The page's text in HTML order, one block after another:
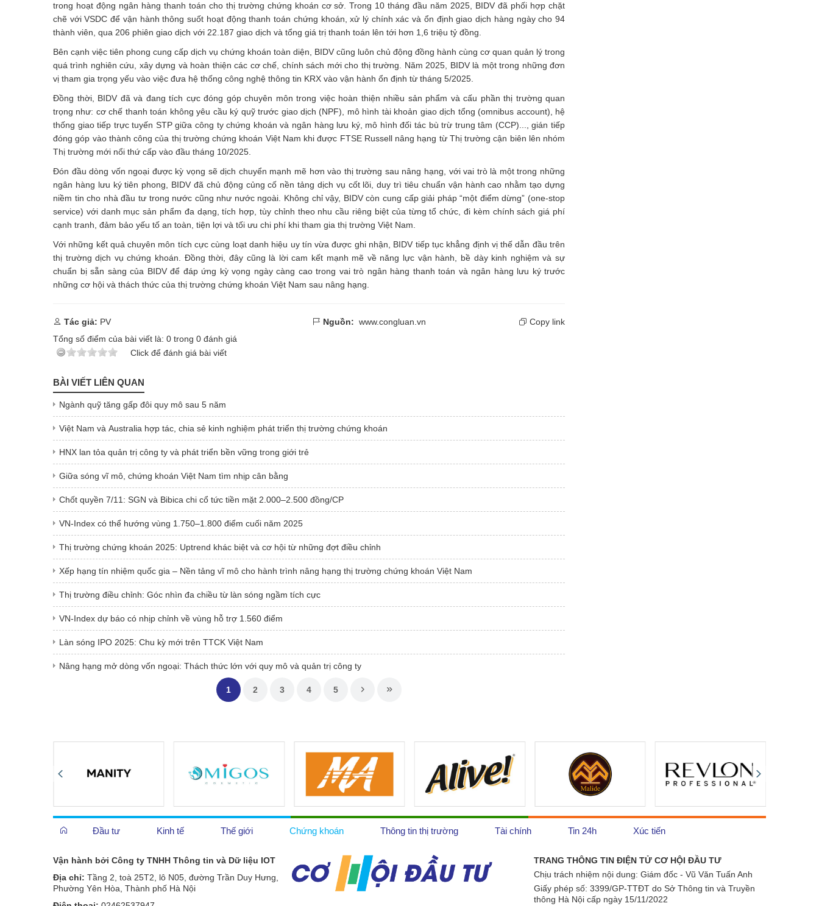
trong hoạt động ngân hàng thanh toán cho thị trường chứng khoán cơ sở. Trong 10 tháng đầu năm 2025, BIDV đã phối hợp chặt
chẽ với VSDC để vận hành thông suốt hoạt động thanh toán chứng khoán, xử lý chính xác và ổn định giao dịch hàng ngày cho 94
thành viên, qua 206 phiên giao dịch với 22.187 giao dịch và tổng giá trị thanh toán lên tới hơn 1,6 triệu tỷ đồng.
Bên cạnh việc tiên phong cung cấp dịch vụ chứng khoán toàn diện, BIDV cũng luôn chủ động đồng hành cùng cơ quan quản lý trong
quá trình nghiên cứu, xây dựng và hoàn thiện các cơ chế, chính sách mới cho thị trường. Năm 2025, BIDV là một trong những đơn
vị tham gia trọng yếu vào việc đưa hệ thống công nghệ thông tin KRX vào vận hành ổn định từ tháng 5/2025.
Đồng thời, BIDV đã và đang tích cực đóng góp chuyên môn trong việc hoàn thiện nhiều sản phẩm và cấu phần thị trường quan
trọng như: cơ chế thanh toán không yêu cầu ký quỹ trước giao dịch (NPF), mô hình tài khoản giao dịch tổng (omnibus account), hệ
thống giao tiếp trực tuyến STP giữa công ty chứng khoán và ngân hàng lưu ký, mô hình đối tác bù trừ trung tâm (CCP)..., gián tiếp
đóng góp vào thành công của thị trường chứng khoán Việt Nam khi được FTSE Russell nâng hạng từ Thị trường cận biên lên nhóm
Thị trường mới nổi thứ cấp vào đầu tháng 10/2025.
Đón đầu dòng vốn ngoại được kỳ vọng sẽ dịch chuyển mạnh mẽ hơn vào thị trường sau nâng hạng, với vai trò là một trong những
ngân hàng lưu ký tiên phong, BIDV đã chủ động củng cố nền tảng dịch vụ cốt lõi, duy trì tiêu chuẩn vận hành cao nhằm tạo dựng
niềm tin cho nhà đầu tư trong nước cũng như nước ngoài. Không chỉ vậy, BIDV còn cung cấp giải pháp “một điểm dừng” (one-stop
service) với danh mục sản phẩm đa dạng, tích hợp, tùy chỉnh theo nhu cầu riêng biệt của từng tổ chức, đi kèm chính sách giá phí
cạnh tranh, đảm bảo yếu tố an toàn, tiện lợi và tối ưu chi phí khi tham gia thị trường Việt Nam.
Với những kết quả chuyên môn tích cực cùng loạt danh hiệu uy tín vừa được ghi nhận, BIDV tiếp tục khẳng định vị thế dẫn đầu trên
thị trường dịch vụ chứng khoán. Đồng thời, đây cũng là lời cam kết mạnh mẽ về năng lực vận hành, bề dày kinh nghiệm và sự
chuẩn bị sẵn sàng của BIDV để đáp ứng kỳ vọng ngày càng cao trong vai trò ngân hàng thanh toán và ngân hàng lưu ký trước
những cơ hội và thách thức của thị trường chứng khoán Việt Nam sau nâng hạng.
Tác giả: PV Nguồn: www.congluan.vn
Copy link
Tổng số điểm của bài viết là: 0 trong 0 đánh giá
Click để đánh giá bài viết
BÀI VIẾT LIÊN QUAN
Ngành quỹ tăng gấp đôi quy mô sau 5 năm
Việt Nam và Australia hợp tác, chia sẻ kinh nghiệm phát triển thị trường chứng khoán
HNX lan tỏa quản trị công ty và phát triển bền vững trong giới trẻ
Giữa sóng vĩ mô, chứng khoán Việt Nam tìm nhịp cân bằng
Chốt quyền 7/11: SGN và Bibica chi cổ tức tiền mặt 2.000–2.500 đồng/CP
VN-Index có thể hướng vùng 1.750–1.800 điểm cuối năm 2025
Thị trường chứng khoán 2025: Uptrend khác biệt và cơ hội từ những đợt điều chỉnh
Xếp hạng tín nhiệm quốc gia – Nền tảng vĩ mô cho hành trình nâng hạng thị trường chứng khoán Việt Nam
Thị trường điều chỉnh: Góc nhìn đa chiều từ làn sóng ngầm tích cực
VN-Index dự báo có nhịp chỉnh về vùng hỗ trợ 1.560 điểm
Làn sóng IPO 2025: Chu kỳ mới trên TTCK Việt Nam
Nâng hạng mở dòng vốn ngoại: Thách thức lớn với quy mô và quản trị công ty
1 2 3 4 5
Đầu tư Kinh tế Thế giới Chứng khoán Thông tin thị trường Tài chính Tin 24h Xúc tiến
Vận hành bởi Công ty TNHH Thông tin và Dữ liệu IOT
Địa chỉ: Tầng 2, toà 25T2, lô N05, đường Trần Duy Hưng,
Phường Yên Hòa, Thành phố Hà Nội
TRANG THÔNG TIN ĐIỆN TỬ CƠ HỘI ĐẦU TƯ
Chịu trách nhiệm nội dung: Giám đốc - Vũ Văn Tuấn Anh
Giấy phép số:3399/GP-TTĐT do Sở Thông tin và Truyền
thông Hà Nội cấp ngày 15/11/2022